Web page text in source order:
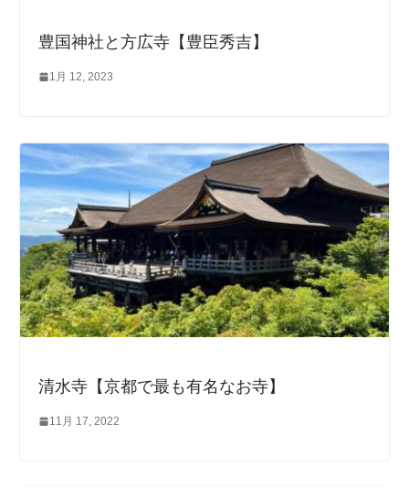
豊国神社と方広寺【豊臣秀吉】
1月 12, 2023
清水寺【京都で最も有名なお寺】
11月 17, 2022